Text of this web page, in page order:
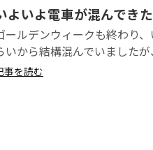
よいよ電車が混んできた
ールデンウィークも終わり
いから結構混んでいました
事を読む